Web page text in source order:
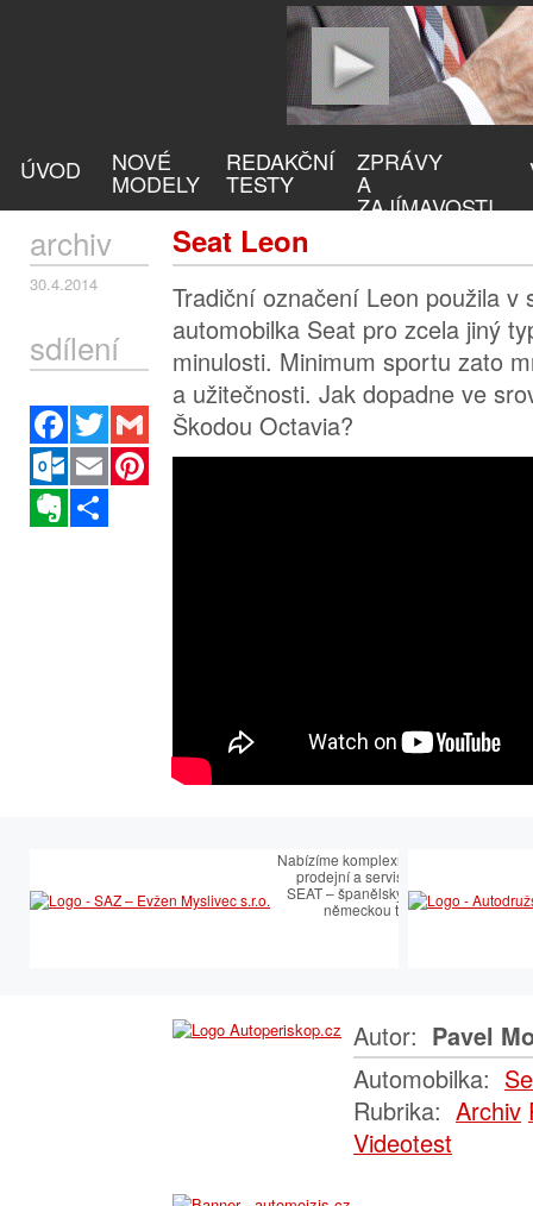
ÚVOD NOVÉ
MODELY
REDAKČNÍ
TESTY
ZPRÁVY
A
ZAJÍMAVOSTI
Seat Leon
archiv
30.4.2014
sdílení
Facebook
Twitter
Gmail
Outlook.com
Email
Pinterest
Evernote
Tradiční označení Leon použila v
automobilka Seat pro zcela jiný
minulosti. Minimum sportu zato
a užitečnosti. Jak dopadne ve
Škodou Octavia?
Nabízíme komplexní služby v oblasti
prodejní a servisní péče SEAT.
SEAT – španělský temperament s
německou technologií
Autor: Pavel
Automobilka:
Rubrika: Archiv
Videotest